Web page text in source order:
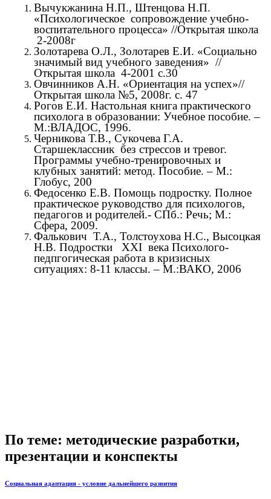
Вычукжанина Н.П., Штенцова Н.П.
«Психологическое сопровождение учебно-
воспитательного процесса» //Открытая школа
2-2008г
Золотарева О.Л., Золотарев Е.И. «Социально
значимый вид учебного заведения» //
Открытая школа 4-2001 с.30
Овчинников А.Н. «Ориентация на успех»//
Открытая школа №5, 2008г. с. 47
Рогов Е.И. Настольная книга практического
психолога в образовании: Учебное пособие. –
М.:ВЛАДОС, 1996.
Черникова Т.В., Сукочева Г.А.
Старшеклассник без стрессов и тревог.
Программы учебно-тренировочных и
клубных занятий: метод. Пособие. – М.:
Глобус, 200
Федосенко Е.В. Помощь подростку. Полное
практическое руководство для психологов,
педагогов и родителей.- СПб.: Речь; М.:
Сфера, 2009.
Фалькович Т.А., Толстоухова Н.С., Высоцкая
Н.В. Подростки ХХI века Психолого-
педпгогическая работа в кризисных
ситуациях: 8-11 классы. – М.:ВАКО, 2006
По теме: методические разработки,
презентации и конспекты
Социальная адаптация - условие дальнейшего развития